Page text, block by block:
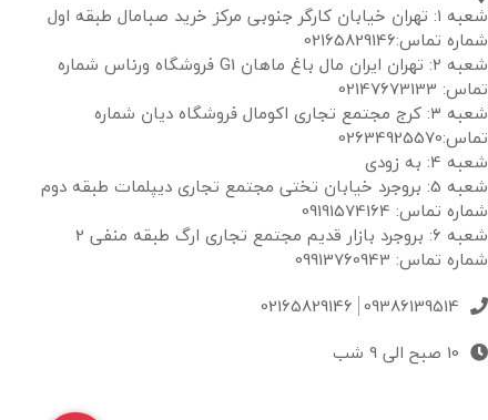
شعبه ۱: تهران خیابان کارگر جنوبی مرکز خرید صبامال طبقه اول
شماره تماس:02165829146
شعبه ۲: تهران ایران مال باغ ماهان G1 فروشگاه ورناس شماره
تماس: 02147673133
شعبه ۳: کرج مجتمع تجاری اکومال فروشگاه دیان شماره
تماس:02634925570
شعبه 4: به زودی
شعبه 5: بروجرد خیابان تختی مجتمع تجاری دیپلمات طبقه دوم
شماره تماس: 09191574164
شعبه 6: بروجرد بازار قدیم مجتمع تجاری ارگ طبقه منفی 2
شماره تماس: 09913760943
09386139514
02165829146
10 صبح الی 9 شب